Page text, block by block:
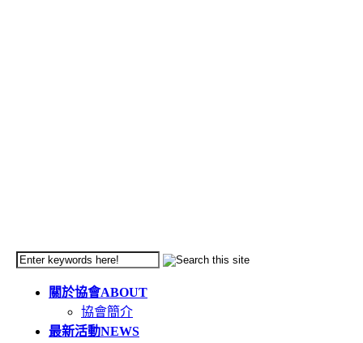
關於協會ABOUT
協會簡介
最新活動NEWS